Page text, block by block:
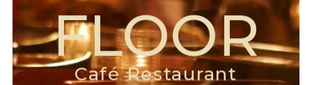
FLOOR
Café Restaurant